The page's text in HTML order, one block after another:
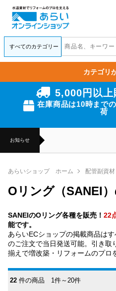
5,000円以上
在庫商品は10時まで
荷
お知らせ
カテゴリ
あらいショップ ホーム 配管副資材
Oリング（SANEI
SANEIのOリング各種を販売！ 22
能です。
あらいECショップの掲載商品は
のご注文で当日発送可能。引き取
揃えで増改築・リフォームのプロ
22 件の商品 1件～20件